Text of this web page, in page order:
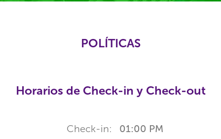
POLÍTICAS
Horarios de Check-in y Check-out
Check-in: 01:00 PM